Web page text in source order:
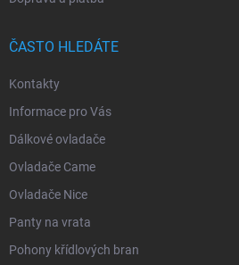
ČASTO HLEDÁTE
Kontakty
Informace pro Vás
Dálkové ovladače
Ovladače Came
Ovladače Nice
Panty na vrata
Pohony křídlových bran